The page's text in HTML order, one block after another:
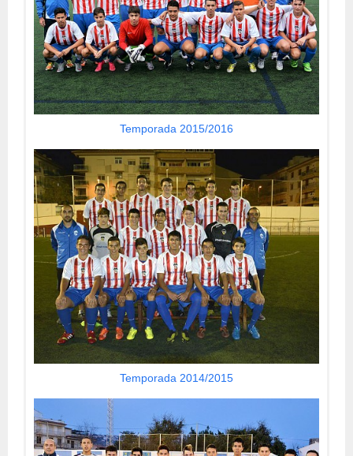
Temporada 2015/2016
Temporada 2014/2015